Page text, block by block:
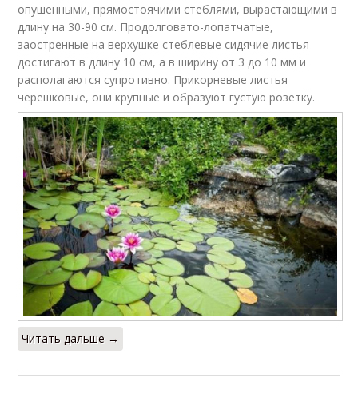
опушенными, прямостоячими стеблями, вырастающими в
длину на 30-90 см. Продолговато-лопатчатые,
заостренные на верхушке стеблевые сидячие листья
достигают в длину 10 см, а в ширину от 3 до 10 мм и
располагаются супротивно. Прикорневые листья
черешковые, они крупные и образуют густую розетку.
Читать дальше →